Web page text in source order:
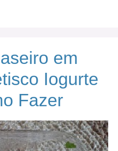
em
Iogurte
Fazer